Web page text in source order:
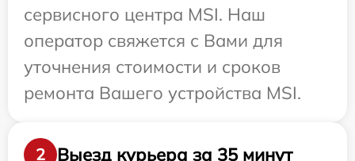
сервисного центра MSI. Наш
оператор свяжется с Вами для
уточнения стоимости и сроков
ремонта Вашего устройства MSI.
2
Выезд курьера за 35 минут